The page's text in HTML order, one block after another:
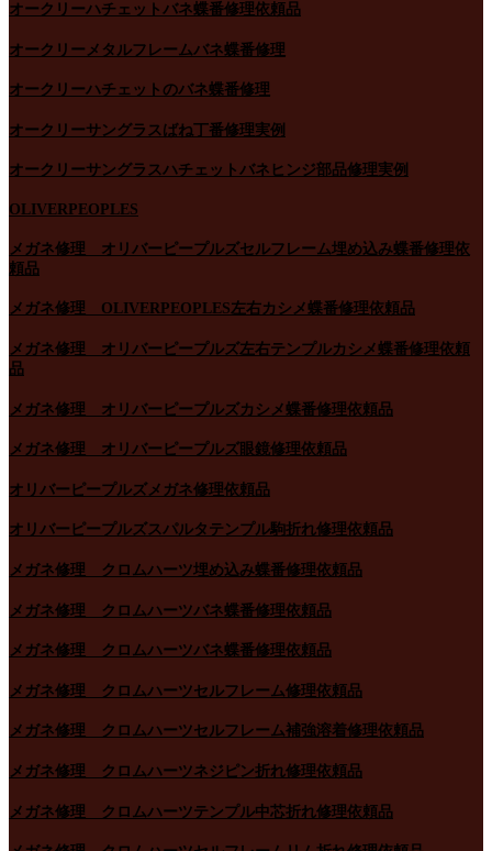
オークリーハチェットバネ蝶番修理依頼品
オークリーメタルフレームバネ蝶番修理
オークリーハチェットのバネ蝶番修理
オークリーサングラスばね丁番修理実例
オークリーサングラスハチェットバネヒンジ部品修理実例
OLIVERPEOPLES
メガネ修理 オリバーピープルズセルフレーム埋め込み蝶番修理依
頼品
メガネ修理 OLIVERPEOPLES左右カシメ蝶番修理依頼品
メガネ修理 オリバーピープルズ左右テンプルカシメ蝶番修理依頼
品
メガネ修理 オリバーピープルズカシメ蝶番修理依頼品
メガネ修理 オリバーピープルズ眼鏡修理依頼品
オリバーピープルズメガネ修理依頼品
オリバーピープルズスパルタテンプル駒折れ修理依頼品
メガネ修理 クロムハーツ埋め込み蝶番修理依頼品
メガネ修理 クロムハーツバネ蝶番修理依頼品
メガネ修理 クロムハーツバネ蝶番修理依頼品
メガネ修理 クロムハーツセルフレーム修理依頼品
メガネ修理 クロムハーツセルフレーム補強溶着修理依頼品
メガネ修理 クロムハーツネジピン折れ修理依頼品
メガネ修理 クロムハーツテンプル中芯折れ修理依頼品